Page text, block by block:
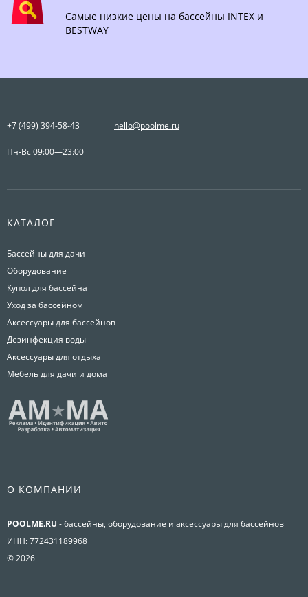
Самые низкие цены на бассейны INTEX и
BESTWAY
+7 (499) 394-58-43 hello@poolme.ru
Пн-Вс 09:00—23:00
КАТАЛОГ
Бассейны для дачи
Оборудование
Купол для бассейна
Уход за бассейном
Аксессуары для бассейнов
Дезинфекция воды
Аксессуары для отдыха
Мебель для дачи и дома
О КОМПАНИИ
POOLME.RU - бассейны, оборудование и аксессуары для бассейнов
ИНН: 772431189968
© 2026